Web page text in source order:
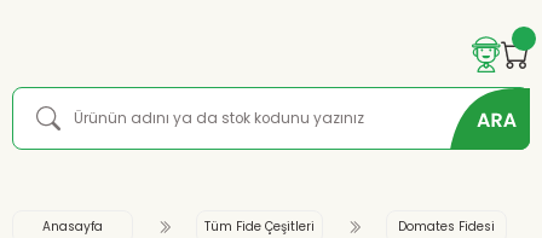
Anasayfa Tüm Fide Çeşitleri Domates Fidesi